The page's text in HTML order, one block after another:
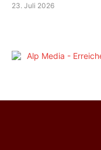
23. Juli 2026